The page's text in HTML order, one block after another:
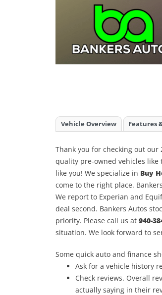
Vehicle Overview Features
Thank you for checking out our
quality pre-owned vehicles like
like you! We specialize in Buy
come to the right place.
We report to Experian and
deal second. Bankers Autos
priority. Please call us at 940-
situation. We look forward to
Some quick auto and finance
Ask for a vehicle history
Check reviews. Overall
actually saying in their